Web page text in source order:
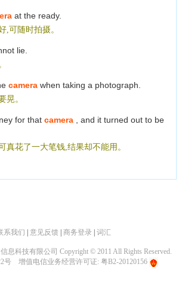
at the ready.
,可随时拍摄。
lie.
camerawhen taking a photograph.
晃。
for that camera
, and it turned out to be
真花了一大笔钱,结果却不能用。
系我们 |意见反馈 |商务登录 |词汇
息科技有限公司 Copyright © 2011 All Rights Reserved.
号
增值电信业务经营许可证: 粤B2-20120156